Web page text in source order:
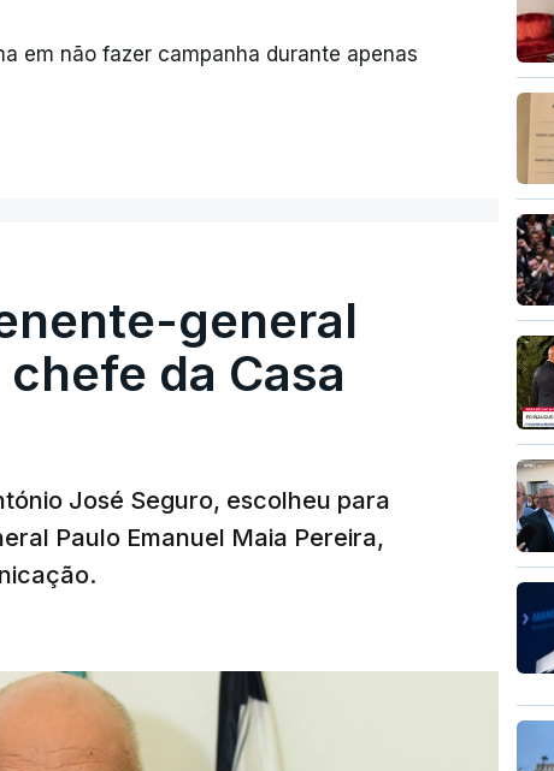
em não fazer campanha durante apenas
general
da Casa
José Seguro, escolheu para
Paulo Emanuel Maia Pereira,